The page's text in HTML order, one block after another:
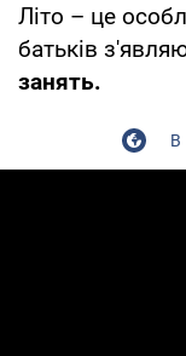
Літо – це
батьків
занять.